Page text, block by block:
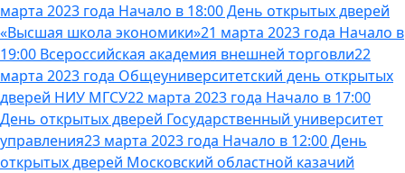
марта 2023 года Начало в 18:00 День открытых дверей
«Высшая школа экономики»21 марта 2023 года Начало в
19:00 Всероссийская академия внешней торговли22
марта 2023 года Общеуниверситетский день открытых
дверей НИУ МГСУ22 марта 2023 года Начало в 17:00
День открытых дверей Государственный университет
управления23 марта 2023 года Начало в 12:00 День
открытых дверей Московский областной казачий